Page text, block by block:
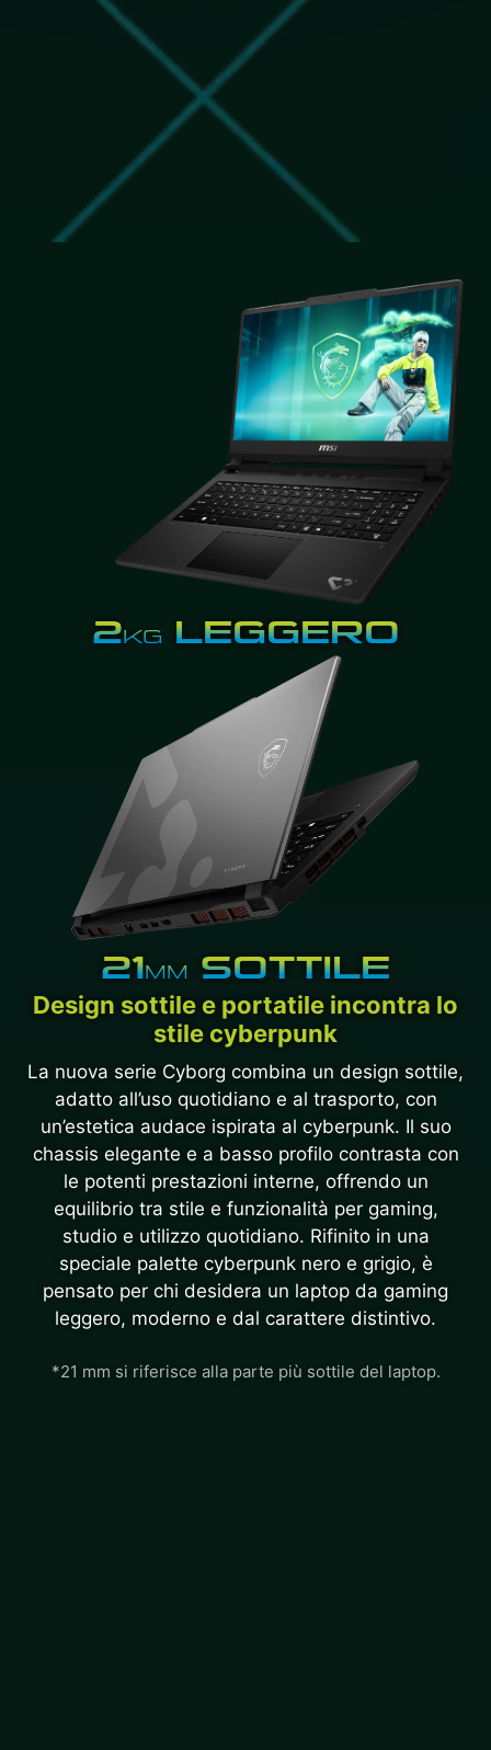
2KG LEGGERO
21MM SOTTILE
Design sottile e portatile incontra lo
stile cyberpunk
La nuova serie Cyborg combina un design sottile,
adatto all’uso quotidiano e al trasporto, con
un’estetica audace ispirata al cyberpunk. Il suo
chassis elegante e a basso profilo contrasta con
le potenti prestazioni interne, offrendo un
equilibrio tra stile e funzionalità per gaming,
studio e utilizzo quotidiano. Rifinito in una
speciale palette cyberpunk nero e grigio, è
pensato per chi desidera un laptop da gaming
leggero, moderno e dal carattere distintivo.
*21 mm si riferisce alla parte più sottile del laptop.